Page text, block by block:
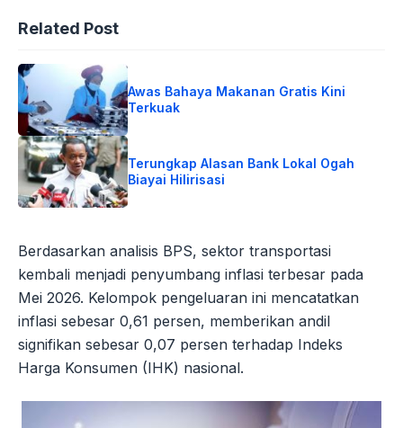
Related Post
Awas Bahaya Makanan Gratis Kini
Terkuak
Terungkap Alasan Bank Lokal Ogah
Biayai Hilirisasi
Berdasarkan analisis BPS, sektor transportasi
kembali menjadi penyumbang inflasi terbesar pada
Mei 2026. Kelompok pengeluaran ini mencatatkan
inflasi sebesar 0,61 persen, memberikan andil
signifikan sebesar 0,07 persen terhadap Indeks
Harga Konsumen (IHK) nasional.